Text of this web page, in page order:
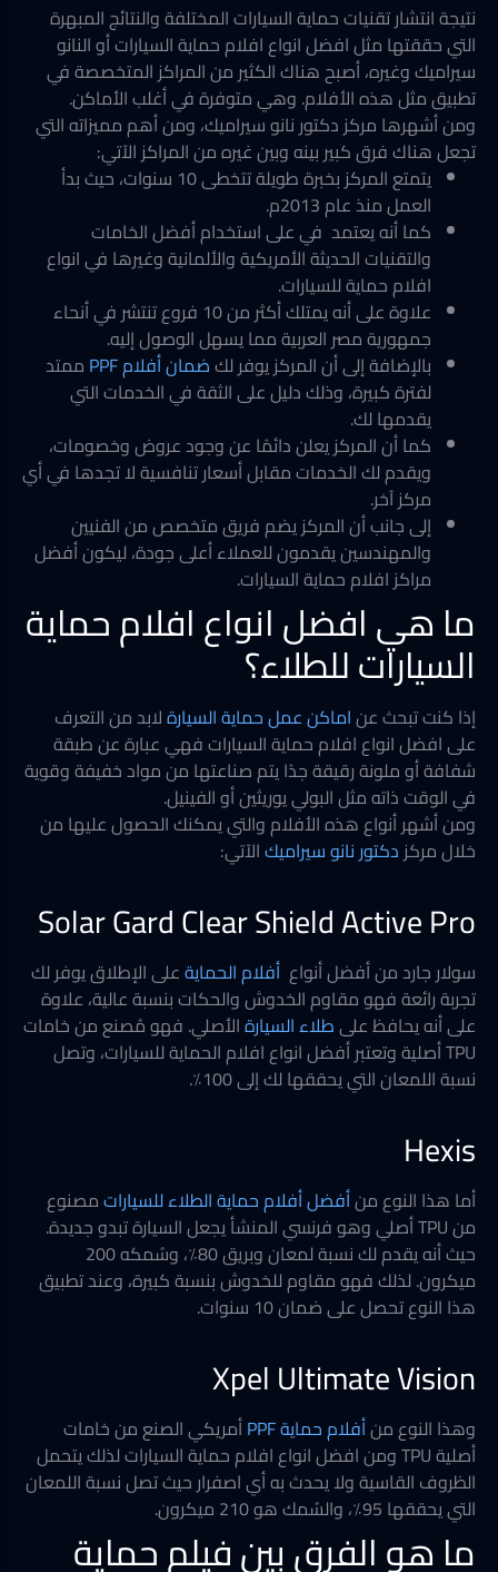
نتيجة انتشار تقنيات حماية السيارات المختلفة والنتائج المبهرة
التي حققتها مثل افضل انواع افلام حماية السيارات أو النانو
سيراميك وغيره، أصبح هناك الكثير من المراكز المتخصصة في
تطبيق مثل هذه الأفلام. وهي متوفرة في أغلب الأماكن.
ومن أشهرها مركز دكتور نانو سيراميك، ومن أهم مميزاته التي
تجعل هناك فرق كبير بينه وبين غيره من المراكز الآتي:
يتمتع المركز بخبرة طويلة تتخطى 10 سنوات، حيث بدأ
العمل منذ عام 2013م.
كما أنه يعتمد في على استخدام أفضل الخامات
والتقنيات الحديثة الأمريكية والألمانية وغيرها في انواع
افلام حماية للسيارات.
علاوة على أنه يمتلك أكثر من 10 فروع تنتشر في أنحاء
جمهورية مصر العربية مما يسهل الوصول إليه.
بالإضافة إلى أن المركز يوفر لكضمان أفلام PPF
ممتد
لفترة كبيرة، وذلك دليل على الثقة في الخدمات التي
يقدمها لك.
كما أن المركز يعلن دائمًا عن وجود عروض وخصومات،
ويقدم لك الخدمات مقابل أسعار تنافسية لا تجدها في أي
مركز آخر.
إلى جانب أن المركز يضم فريق متخصص من الفنيين
والمهندسين يقدمون للعملاء أعلى جودة، ليكون أفضل
مراكز افلام حماية السيارات.
ما هي افضل انواع افلام حماية
السيارات للطلاء؟
إذا كنت تبحث عناماكن عمل حماية السيارةلابد من التعرف
على افضل انواع افلام حماية السيارات فهي عبارة عن طبقة
شفافة أو ملونة رقيقة جدًا يتم صناعتها من مواد خفيفة وقوية
في الوقت ذاته مثل البولي يوريثين أو الفينيل.
ومن أشهر أنواع هذه الأفلام والتي يمكنك الحصول عليها من
خلال مركزدكتور نانو سيراميكالآتي:
Solar Gard Clear Shield Active Pro
سولار جارد من أفضل أنواع أفلام الحمايةعلى الإطلاق يوفر لك
تجربة رائعة فهو مقاوم الخدوش والحكات بنسبة عالية، علاوة
على أنه يحافظ علىطلاء السيارةالأصلي. فهو مُصنع من خامات
TPU أصلية وتعتبر أفضل انواع افلام الحماية للسيارات، وتصل
نسبة اللمعان التي يحققها لك إلى 100٪.
Hexis
أما هذا النوع منأفضل أفلام حماية الطلاء للسياراتمصنوع
من TPU أصلي وهو فرنسي المنشأ يجعل السيارة تبدو جديدة.
حيث أنه يقدم لك نسبة لمعان وبريق 80٪، وسُمكه 200
ميكرون. لذلك فهو مقاوم للخدوش بنسبة كبيرة، وعند تطبيق
هذا النوع تحصل على ضمان 10 سنوات.
Xpel Ultimate Vision
وهذا النوع منأفلام حماية PPF
أمريكي الصنع من خامات
أصلية TPU ومن افضل انواع افلام حماية السيارات لذلك يتحمل
الظروف القاسية ولا يحدث به أي اصفرار حيث تصل نسبة اللمعان
التي يحققها 95٪، والسُمك هو 210 ميكرون.
ما هو الفرق بين فيلم حماية